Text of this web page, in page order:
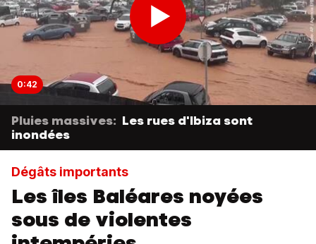
0:42
Pluies massives: Les rues d'Ibiza sont
inondées
Dégâts importants
Les îles Baléares noyées
sous de violentes